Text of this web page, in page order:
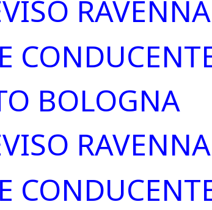
RAVENNA
BOLOGNA
RAVENNA